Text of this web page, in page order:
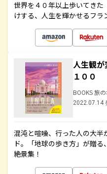
世界を４０年以上歩いてき
けする、人生を輝かせるフ
人生観
１００
BOOKS 旅
2022.07.14
混沌と喧噪、行った人の大
ド。「地球の歩き方」が贈
絶景集！